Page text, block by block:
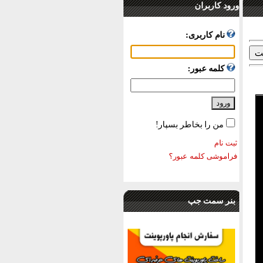
ورود کاربران
نام کاربری:
کلمه عبور:
من را بخاطر بسپار!
ثبت نام
فراموشی کلمه عبور؟
بنر سمت جپ